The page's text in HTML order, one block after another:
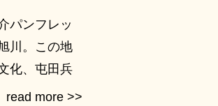
パンフレッ
川。この地
化、屯田兵
ちに牽引さ